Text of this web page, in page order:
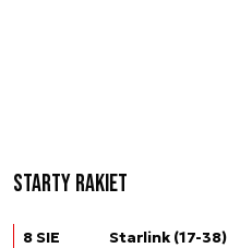
Starty rakiet
8 SIE
Starlink (17-38)